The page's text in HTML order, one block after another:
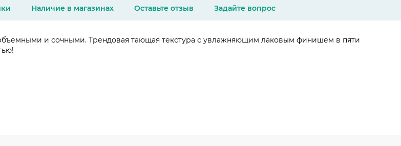
Наличие в магазинах Оставьте отзыв Задайте вопрос
и сочными. Трендовая тающая текстура с увлажняющим лаковым финишем в пяти